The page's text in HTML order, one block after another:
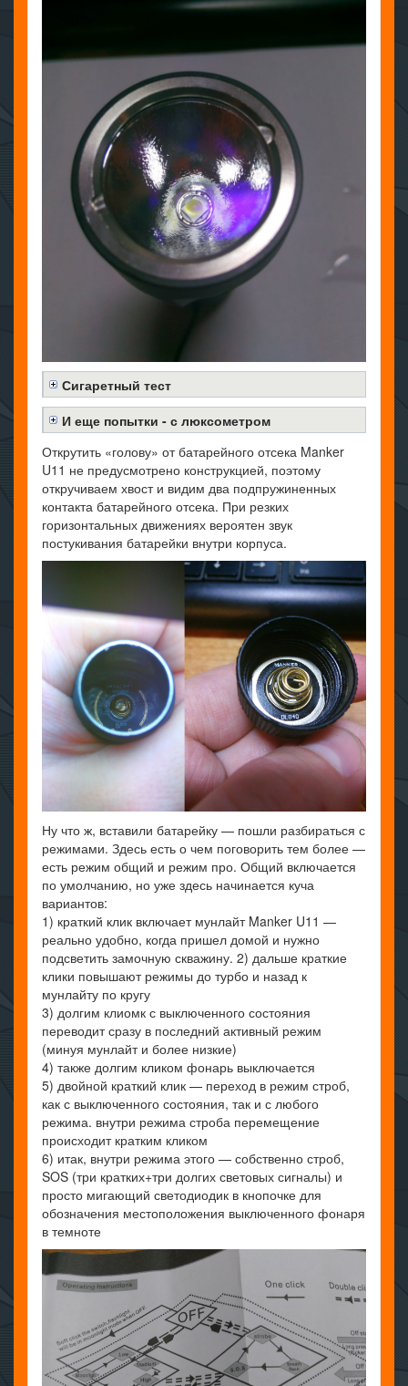
Сигаретный тест
И еще попытки - с люксометром
Открутить «голову» от батарейного отсека Manker
U11 не предусмотрено конструкцией, поэтому
откручиваем хвост и видим два подпружиненных
контакта батарейного отсека. При резких
горизонтальных движениях вероятен звук
постукивания батарейки внутри корпуса.
Ну что ж, вставили батарейку — пошли разбираться с
режимами. Здесь есть о чем поговорить тем более —
есть режим общий и режим про. Общий включается
по умолчанию, но уже здесь начинается куча
вариантов:
1) краткий клик включает мунлайт Manker U11 —
реально удобно, когда пришел домой и нужно
подсветить замочную скважину. 2) дальше краткие
клики повышают режимы до турбо и назад к
мунлайту по кругу
3) долгим клиомк с выключенного состояния
переводит сразу в последний активный режим
(минуя мунлайт и более низкие)
4) также долгим кликом фонарь выключается
5) двойной краткий клик — переход в режим строб,
как с выключенного состояния, так и с любого
режима. внутри режима строба перемещение
происходит кратким кликом
6) итак, внутри режима этого — собственно строб,
SOS (три кратких+три долгих световых сигналы) и
просто мигающий светодиодик в кнопочке для
обозначения местоположения выключенного фонаря
в темноте